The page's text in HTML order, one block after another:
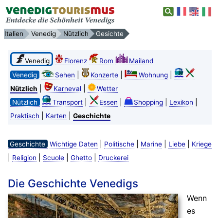
Italien Venedig Nützlich Gesichte
Venedig Florenz Rom
Mailand
Venedig
Sehen Konzerte| Wohnung|
Nützlich Karneval|
Wetter
Nützlich
Transport| Essen Shopping| Lexikon
Praktisch Karten Geschichte
Geschichte Wichtige Daten Politische| Marine| Liebe| Kriege
Religion Scuole| Ghetto| Druckerei
Die Geschichte Venedigs
Wenn
es